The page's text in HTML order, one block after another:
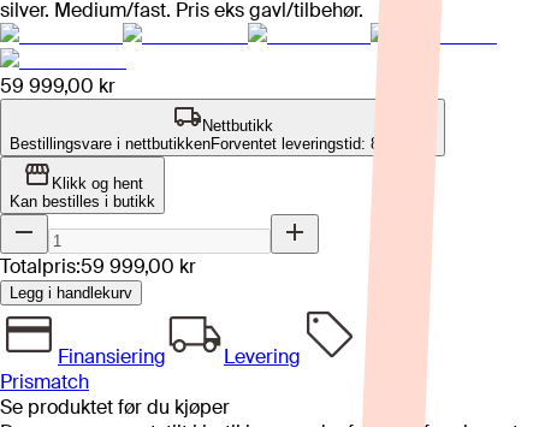
silver. Medium/fast. Pris eks gavl/tilbehør.
59 999,00 kr
Nettbutikk
Bestillingsvare i nettbutikkenForventet leveringstid: 8-12 uker
Klikk og hent
Kan bestilles i butikk
Totalpris:59 999,00 kr
Legg i handlekurv
Finansiering
Levering
Prismatch
Se produktet før du kjøper